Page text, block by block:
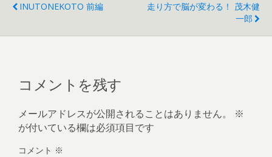
INUTONEKOTO 前編
走り方で脳が変わる！ 茂木健
一郎
コメントを残す
メールアドレスが公開されることはありません。
※
が付いている欄は必須項目です
コメント ※